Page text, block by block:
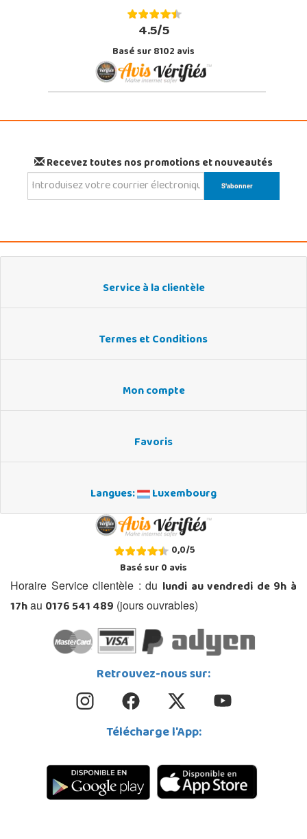
4.5/5
Basé sur 8102 avis
Recevez toutes nos promotions et nouveautés
Service à la clientèle
Termes et Conditions
Mon compte
Favoris
Langues: Luxembourg
0,0/5
Basé sur0avis
Horaire Service clientèle : du lundi au vendredi de 9h à
17hau 0176 541 489 (jours ouvrables)
Retrouvez-nous sur:
Télécharge l'App: